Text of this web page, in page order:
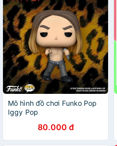
Mô hình đồ chơi Funko Pop
Iggy Pop
80.000 đ